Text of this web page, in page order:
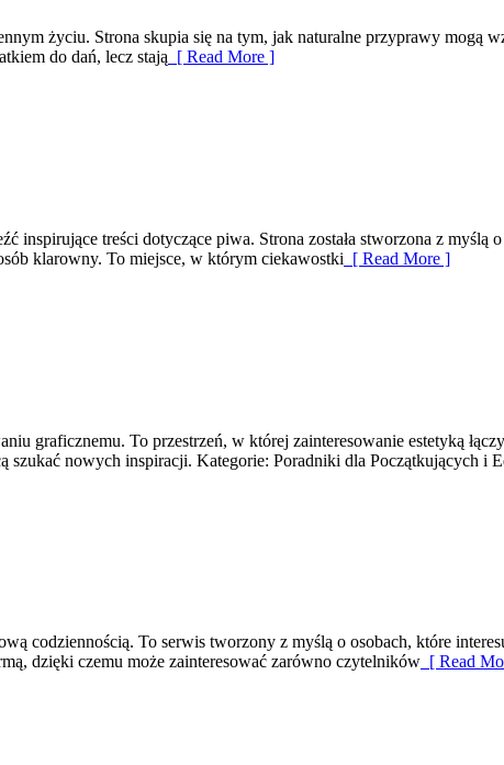
życiu. Strona skupia się na tym, jak naturalne przyprawy mogą
do dań, lecz stają [ Read More ]
treści dotyczące piwa. Strona została stworzona z myślą
klarowny. To miejsce, w którym ciekawostki [ Read More ]
graficznemu. To przestrzeń, w której zainteresowanie estetyką
szukać nowych inspiracji. Kategorie: Poradniki dla Początkujących i
codziennością. To serwis tworzony z myślą o osobach, które
dzięki czemu może zainteresować zarówno czytelników [ Read